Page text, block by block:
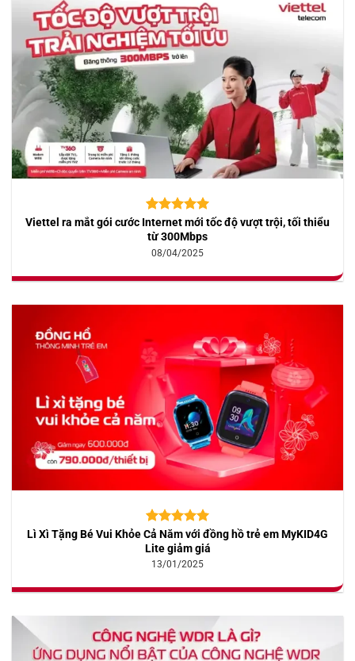
5.00trên 5
dựa trên
10
đánh giá
Viettel ra mắt gói cước Internet mới tốc độ vượt trội, tối thiểu
từ 300Mbps
08/04/2025
5.00trên 5
dựa trên
10
đánh giá
Lì Xì Tặng Bé Vui Khỏe Cả Năm với đồng hồ trẻ em MyKID4G
Lite giảm giá
13/01/2025